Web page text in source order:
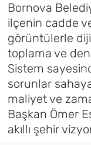
Bornova
ilçenin cadde
görüntülerle
toplama ve
Sistem
sorunlar
maliyet ve
Başkan Ömer
akıllı şehir
Foto Galeri
Künye
İletişim